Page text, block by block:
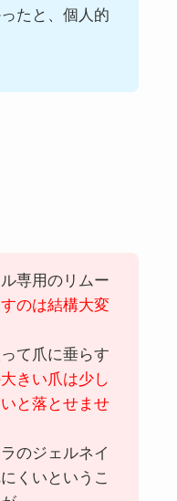
たと、個人的
専用のリムー
のは結構大変
て爪に垂らす
きい爪は少し
と落とせませ
のジェルネイ
くいというこ